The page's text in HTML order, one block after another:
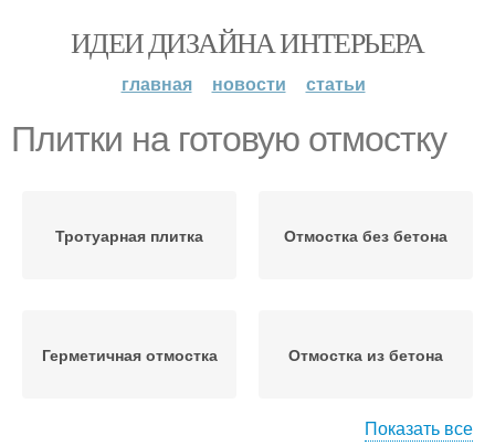
ИДЕИ ДИЗАЙНА ИНТЕРЬЕРА
главная новости статьи
Плитки на готовую отмостку
Тротуарная плитка Отмостка без бетона
Герметичная отмостка Отмостка из бетона
Показать все